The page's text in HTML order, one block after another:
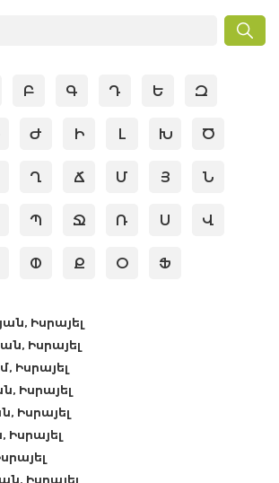
Բ Գ Դ Ե Զ
Ժ Ի Լ Խ Ծ
Ղ Ճ Մ Յ Ն
Պ Ջ Ռ Ս Վ
Փ Ք Օ Ֆ
Իսրայել
Իսրայել
Իսրայել
Իսրայել
Իսրայել
Իսրայել